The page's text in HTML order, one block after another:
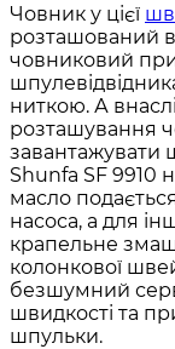
Човник у цієї
розташований
човниковий
ниткою. А
розташування
завантажувати
Shunfa SF 9910
масло
насоса, а для
крапельне
колонкової
безшумний
швидкості та
шпульки.